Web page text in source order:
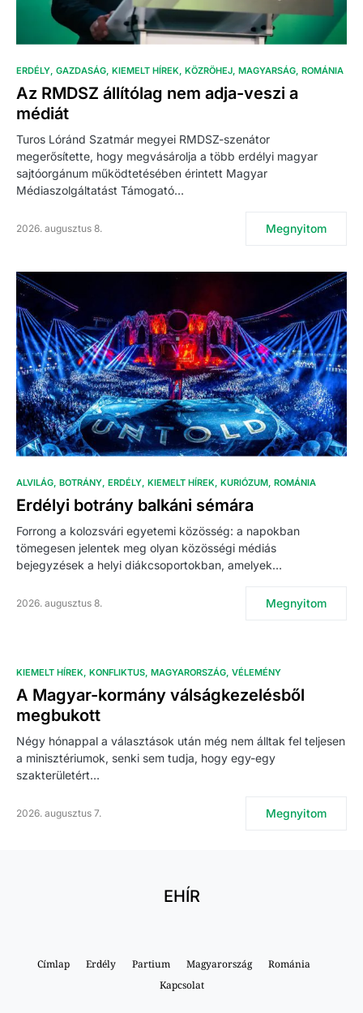
ERDÉLY GAZDASÁG KIEMELT HÍREK KÖZRÖHEJ MAGYARSÁG ROMÁNIA
Az RMDSZ állítólag nem adja-veszi a
médiát
Turos Lóránd Szatmár megyei RMDSZ-szenátor
megerősítette, hogy megvásárolja a több erdélyi magyar
sajtóorgánum működtetésében érintett Magyar
Médiaszolgáltatást Támogató…
2026. augusztus 8. Megnyitom
ALVILÁG BOTRÁNY ERDÉLY KIEMELT HÍREK KURIÓZUM ROMÁNIA
Erdélyi botrány balkáni sémára
Forrong a kolozsvári egyetemi közösség: a napokban
tömegesen jelentek meg olyan közösségi médiás
bejegyzések a helyi diákcsoportokban, amelyek…
2026. augusztus 8. Megnyitom
KIEMELT HÍREK KONFLIKTUS MAGYARORSZÁG VÉLEMÉNY
A Magyar-kormány válságkezelésből
megbukott
Négy hónappal a választások után még nem álltak fel teljesen
a minisztériumok, senki sem tudja, hogy egy-egy
szakterületért…
2026. augusztus 7. Megnyitom
EHÍR
Címlap Erdély Partium Magyarország
Románia
Kapcsolat